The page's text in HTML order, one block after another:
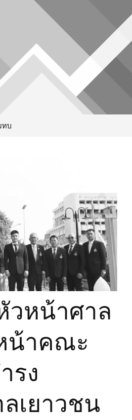
ทบ
วหน้าศาล
น้าคณะ
รง
เยาวชน